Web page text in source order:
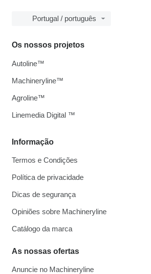
Portugal / português
Informação
Termos e Condições
Política de privacidade
Dicas de segurança
Opiniões sobre Machineryline
Catálogo da marca
As nossas ofertas
Anuncie no Machineryline
Os nossos projetos
Autoline™
Machineryline™
Agroline™
Linemedia Digital ™